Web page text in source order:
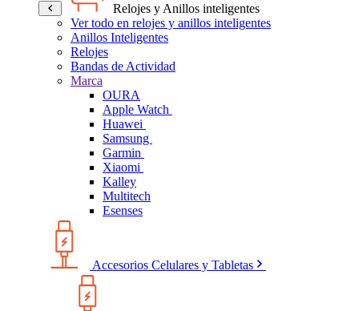
Relojes y Anillos inteligentes
Ver todo en relojes y anillos inteligentes
Anillos Inteligentes
Relojes
Bandas de Actividad
Marca
OURA
Apple Watch
Huawei
Samsung
Garmin
Xiaomi
Kalley
Multitech
Esenses
Accesorios Celulares y Tabletas